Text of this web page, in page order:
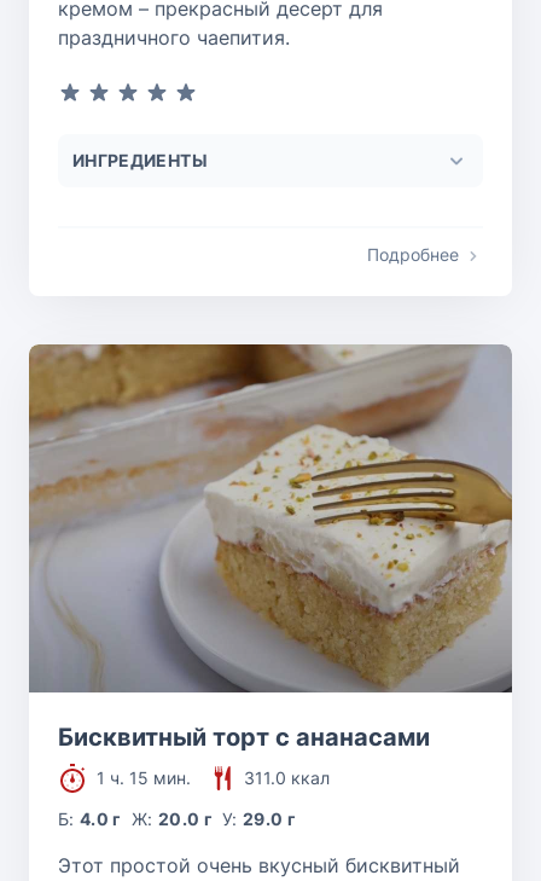
кремом – прекрасный десерт для
праздничного чаепития.
ИНГРЕДИЕНТЫ
Подробнее
Бисквитный торт с ананасами
1 ч. 15 мин.
311.0 ккал
Б:4.0 г Ж: 20.0 г У:29.0 г
Этот простой очень вкусный бисквитный